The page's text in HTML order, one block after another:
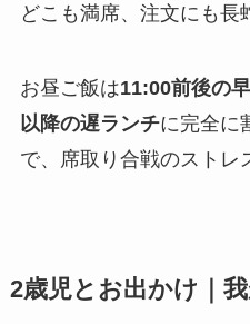
どこも満席、注文にも長
お昼ご飯は11:00前後の
以降の遅ランチに完全に
で、席取り合戦のストレ
2歳児とお出かけ｜